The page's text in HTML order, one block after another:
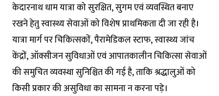
केदारनाथ धाम यात्रा को सुरक्षित, सुगम एवं व्यवस्थित बनाए
रखने हेतु स्वास्थ्य सेवाओं को विशेष प्राथमिकता दी जा रही है।
यात्रा मार्ग पर चिकित्सकों, पैरामेडिकल स्टाफ, स्वास्थ्य जांच
केंद्रों, ऑक्सीजन सुविधाओं एवं आपातकालीन चिकित्सा सेवाओं
की समुचित व्यवस्था सुनिश्चित की गई है, ताकि श्रद्धालुओं को
किसी प्रकार की असुविधा का सामना न करना पड़े।